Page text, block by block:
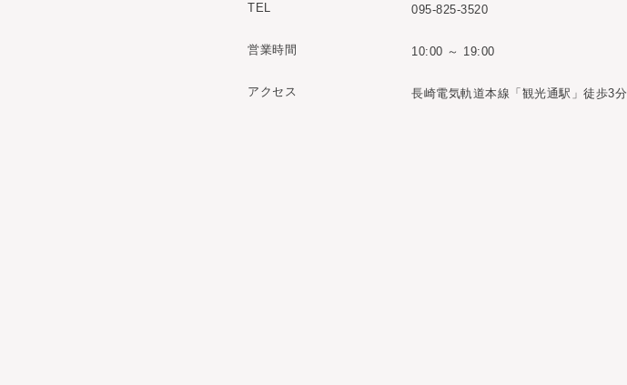
TEL 095-825-3520
営業時間 10:00 ～ 19:00
アクセス 長崎電気軌道本線「観光通駅」徒歩3分